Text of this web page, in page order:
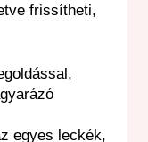
frissítheti,
egyes leckék,